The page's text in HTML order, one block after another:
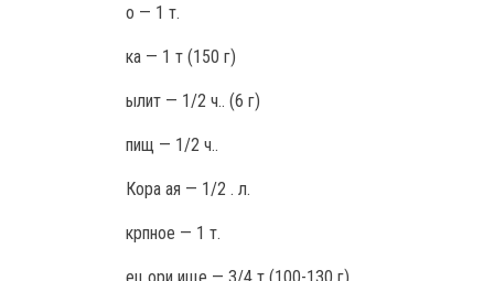
о — 1 т.
ка — 1 т (150 г)
ылит — 1/2 ч.. (6 г)
пищ — 1/2 ч..
Кора ая — 1/2 . л.
крпное — 1 т.